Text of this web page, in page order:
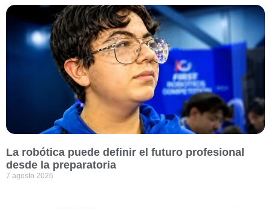
La robótica puede definir el futuro profesional
desde la preparatoria
7 agosto 2026